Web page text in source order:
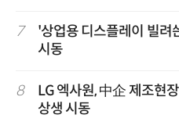
7
'상업용 디스플레이 빌
시동
8
LG 엑사원, 中企 제조현
상생 시동